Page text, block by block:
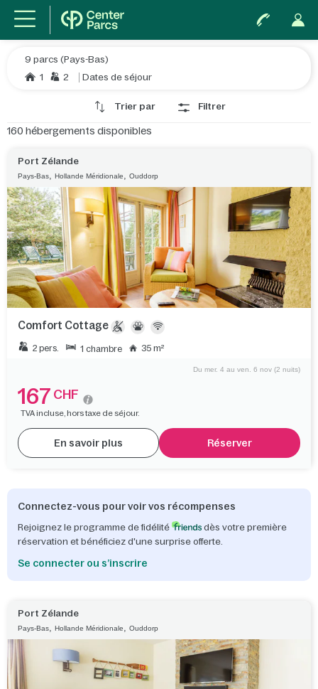
9 parcs (Pays-Bas)
1
2 Dates de séjour
Trier par Filtrer
160 hébergements disponibles
Port Zélande
Pays-Bas, Hollande Méridionale, Ouddorp
Comfort Cottage
2 pers. 1 chambre 35 m²
Du mer. 4 au ven. 6 nov (2 nuits)
167 CHF
TVA incluse, hors taxe de séjour.
En savoir plus Réserver
Connectez-vous pour voir vos récompenses
Rejoignez le programme de fidélité
dès votre première
réservation et bénéficiez d'une surprise offerte.
Se connecter ou s’inscrire
Port Zélande
Pays-Bas, Hollande Méridionale, Ouddorp